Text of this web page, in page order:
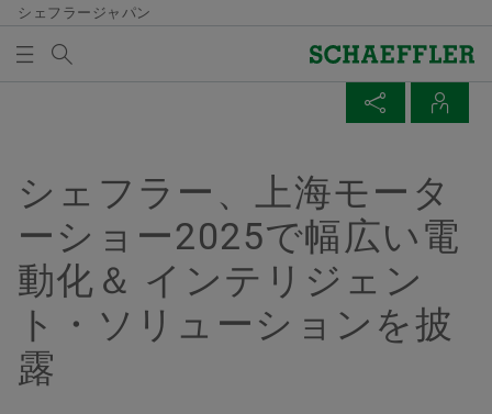
シェフラージャパン
会社概要
品質と環境
購買、サプライヤーマネジメント
セールス
製品＆ソリューション
Eモビリティ
パワートレイン＆シャシー
Vehicle Lifetime Solutions
採用情報
採用情報検索
経歴/キャリア
エントリー
メディア及びイベント
プレスリリース
メディア・コンタクト
メディアライブラリ
Facebook
LinkedIn
Twitter
メディア買い物かごの中にアイテムが入っていませ
ん。新しいエレメントを追加するにはボタンを使用し
てください：
メディアを集める
注意
シェフラー、上海モータ
ーショー2025で幅広い電
動化＆ インテリジェン
ト・ソリューションを披
露